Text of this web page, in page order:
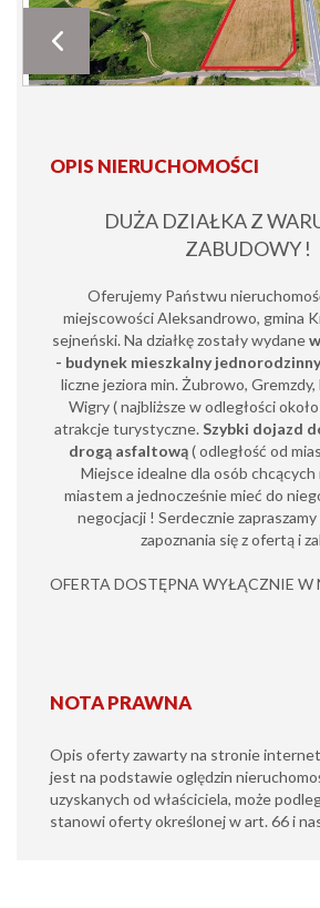
OPIS NIERUCHOMOŚCI
DUŻA DZIAŁKA Z
ZABUDOWY !
Oferujemy Państwu
miejscowości Aleksandrowo, gmina
sejneński. Na działkę zostały wydane
- budynek mieszkalny jednorodzinny
liczne jeziora min. Żubrowo, Gremzdy,
Wigry ( najbliższe w odległości
atrakcje turystyczne. Szybki dojazd
drogą asfaltową(odległość od
Miejsce idealne dla osób chcących
miastem a jednocześnie mieć do
negocjacji ! Serdecznie
zapoznania się z ofertą i
OFERTA DOSTĘPNA WYŁĄCZNIE W
NOTA PRAWNA
Opis oferty zawarty na stronie
jest na podstawie oględzin
uzyskanych od właściciela, może
stanowi oferty określonej w art. 66 i